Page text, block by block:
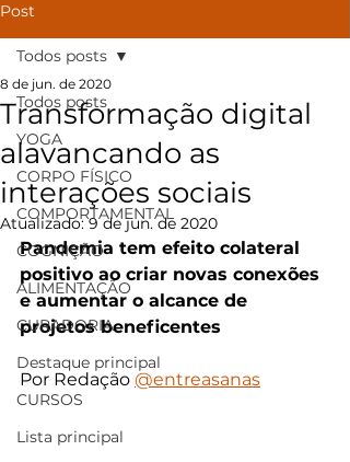
Post
Todos posts
YOGA
CORPO FÍSICO
COMPORTAMENTAL
COGNIÇÃO
ALIMENTAÇÃO
CURADORIA
Destaque principal
CURSOS
Lista principal
Todos posts
Transformação digital
alavancando as
interações sociais
8 de jun. de 2020
Atualizado:9 de jun. de 2020
Pandemia tem efeito colateral
positivo ao criar novas conexões
e aumentar o alcance de
projetos beneficentes
Por Redação @entreasanas